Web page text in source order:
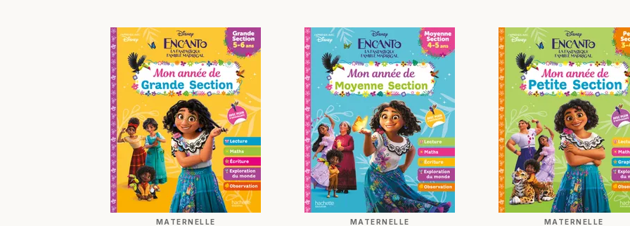
MATERNELLE MATERNELLE MATERNELLE